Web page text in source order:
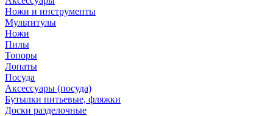
Ножи и инструменты
Мультитулы
Ножи
Пилы
Топоры
Лопаты
Посуда
Аксессуары (посуда)
Бутылки питьевые, фляжки
Доски разделочные